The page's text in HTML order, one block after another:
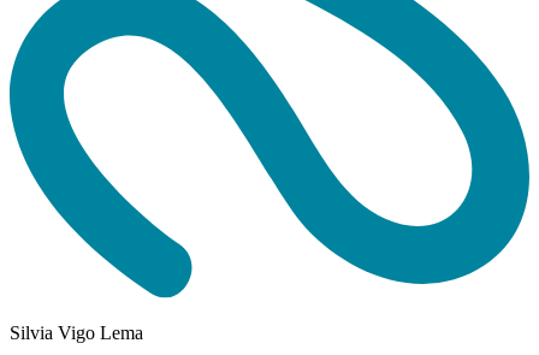
Silvia Vigo Lema